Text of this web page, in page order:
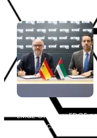
EM&E Group y EDGE
constitución de su